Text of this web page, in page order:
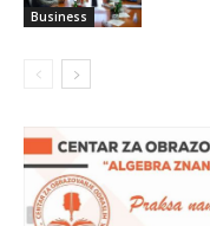
Business